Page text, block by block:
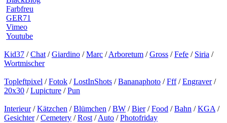
Farbfreu
GER71
Vimeo
Youtube
Kid37 /Chat /Giardino /Marc /Arboretum /Gross /Fefe / Siria /
Wortmischer
Topleftpixel /Fotok /LostInShots /Bananaphoto /Fff/Engraver/
20x30 /Lupicture /Pun
Interieur/Kätzchen /Blümchen /BW /Bier/Food /Bahn /KGA /
Gesichter/Cemetery /Rost /Auto /Photofriday